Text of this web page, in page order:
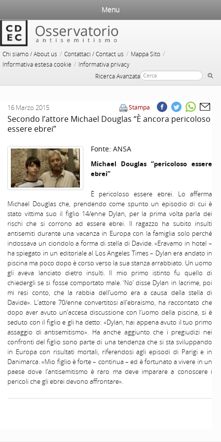
Chi siamo / About us / Contattaci / Contact us / Mappa Sito /
Informativa estesa cookie / Informativa privacy
Ricerca Avanzata
Menu
Stampa
16 Marzo 2015
Secondo l’attore Michael Douglas “È ancora pericoloso
essere ebrei”
Fonte: ANSA
Michael Douglas “pericoloso essere
ebrei”
È pericoloso essere ebrei. Lo afferma
Michael Douglas che, prendendo come spunto un episodio di cui è
stato vittima suo il figlio 14/enne Dylan, per la prima volta parla dei
rischi che si corrono ad essere ebrei. Il ragazzo ha subito insulti
antisemiti durante una vacanza in Europa con la famiglia solo perché
indossava un ciondolo a forma di stella di Davide. «Eravamo in hotel –
ha spiegato in un editoriale al Los Angeles Times – Dylan era andato in
piscina ma poco dopo è corso verso la sua stanza arrabbiato. Un uomo
gli aveva lanciato dietro insulti. Il mio primo istinto fu quello di
chiedergli se si fosse comportato male. ‘No’ disse Dylan in lacrime, poi
mi resi conto, che la rabbia dell’uomo era a causa della stella di
Davide». L’attore 70/enne convertitosi all’ebraismo, ha raccontato che
dopo aver avuto un’accesa discussione con l’uomo della piscina, si è
seduto con il figlio e gli ha detto: «Dylan, hai appena avuto il tuo primo
assaggio di antisemitismo». Ha anche aggiunto che i pregiudizi nei
confronti del figlio sono parte di una tendenza che si sta sviluppando
in Europa con risultati mortali, riferendosi agli episodi di Parigi e in
Danimarca. «Mio figlio è forte – continua – ed è fortunato a vivere in un
paese dove l’antisemitismo è raro ma deve imparare a conoscere i
pericoli che gli ebrei devono affrontare».